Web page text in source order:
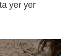
yer yer